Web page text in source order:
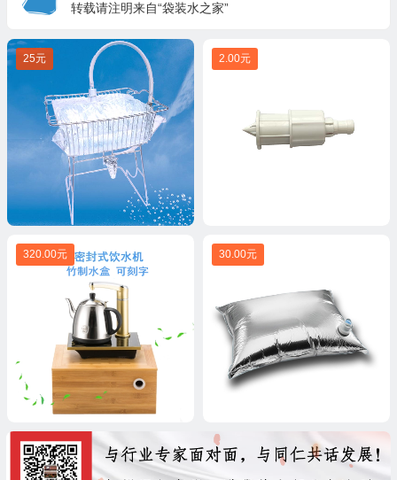
转载请注明来自“袋装水之家”
25元 2.00元
320.00元 30.00元